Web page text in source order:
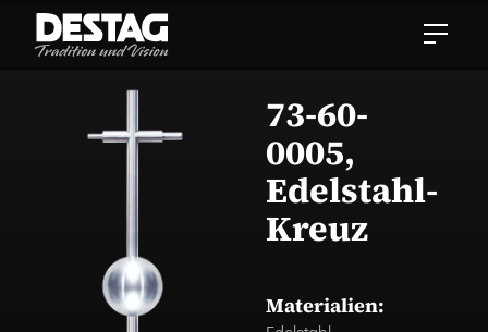
73-60-
0005,
Edelstahl-
Kreuz
Materialien: